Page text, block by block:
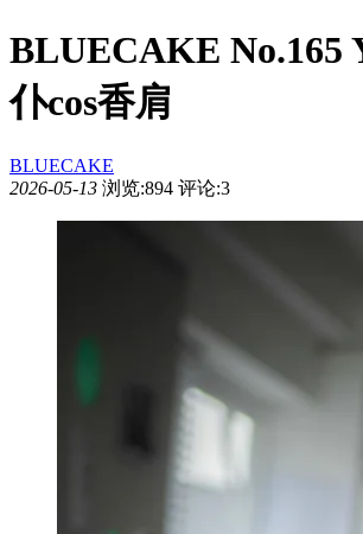
BLUECAKE No.165
仆cos香肩
BLUECAKE
2026-05-13 浏览:894 评论:3